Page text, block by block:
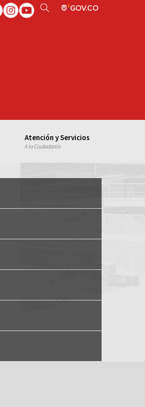
Atención y Servicios
A la Ciudadanía